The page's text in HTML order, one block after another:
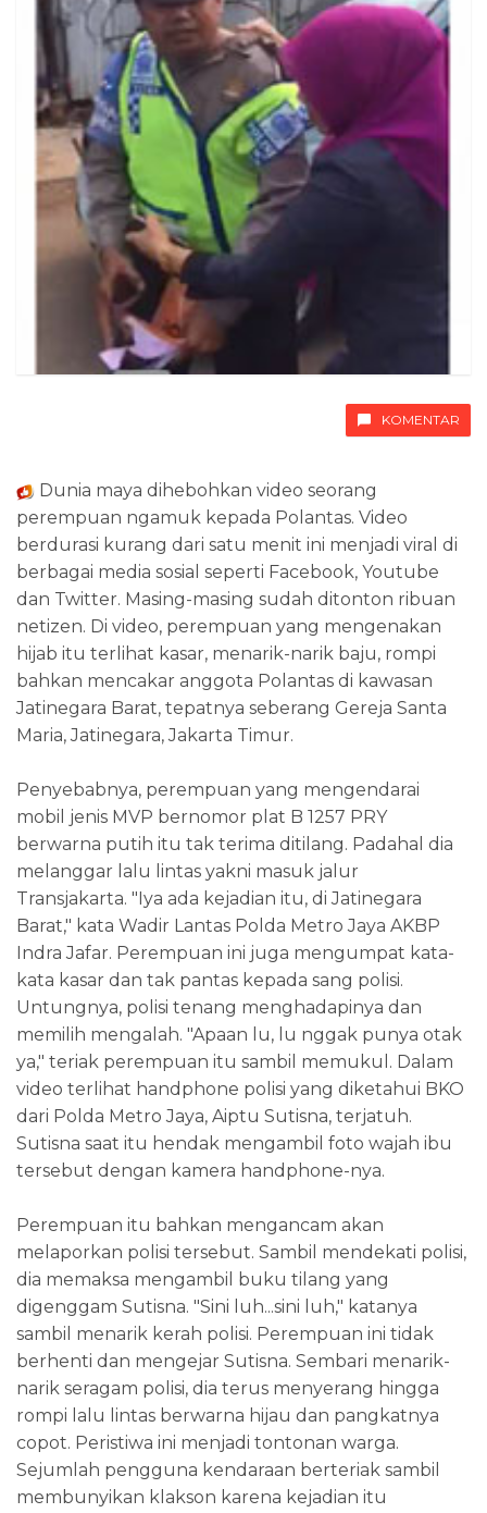
KOMENTAR
Dunia maya dihebohkan video seorang
perempuan ngamuk kepada Polantas. Video
berdurasi kurang dari satu menit ini menjadi viral di
berbagai media sosial seperti Facebook, Youtube
dan Twitter. Masing-masing sudah ditonton ribuan
netizen. Di video, perempuan yang mengenakan
hijab itu terlihat kasar, menarik-narik baju, rompi
bahkan mencakar anggota Polantas di kawasan
Jatinegara Barat, tepatnya seberang Gereja Santa
Maria, Jatinegara, Jakarta Timur.
Penyebabnya, perempuan yang mengendarai
mobil jenis MVP bernomor plat B 1257 PRY
berwarna putih itu tak terima ditilang. Padahal dia
melanggar lalu lintas yakni masuk jalur
Transjakarta. "Iya ada kejadian itu, di Jatinegara
Barat," kata Wadir Lantas Polda Metro Jaya AKBP
Indra Jafar. Perempuan ini juga mengumpat kata-
kata kasar dan tak pantas kepada sang polisi.
Untungnya, polisi tenang menghadapinya dan
memilih mengalah. "Apaan lu, lu nggak punya otak
ya," teriak perempuan itu sambil memukul. Dalam
video terlihat handphone polisi yang diketahui BKO
dari Polda Metro Jaya, Aiptu Sutisna, terjatuh.
Sutisna saat itu hendak mengambil foto wajah ibu
tersebut dengan kamera handphone-nya.
Perempuan itu bahkan mengancam akan
melaporkan polisi tersebut. Sambil mendekati polisi,
dia memaksa mengambil buku tilang yang
digenggam Sutisna. "Sini luh...sini luh," katanya
sambil menarik kerah polisi. Perempuan ini tidak
berhenti dan mengejar Sutisna. Sembari menarik-
narik seragam polisi, dia terus menyerang hingga
rompi lalu lintas berwarna hijau dan pangkatnya
copot. Peristiwa ini menjadi tontonan warga.
Sejumlah pengguna kendaraan berteriak sambil
membunyikan klakson karena kejadian itu